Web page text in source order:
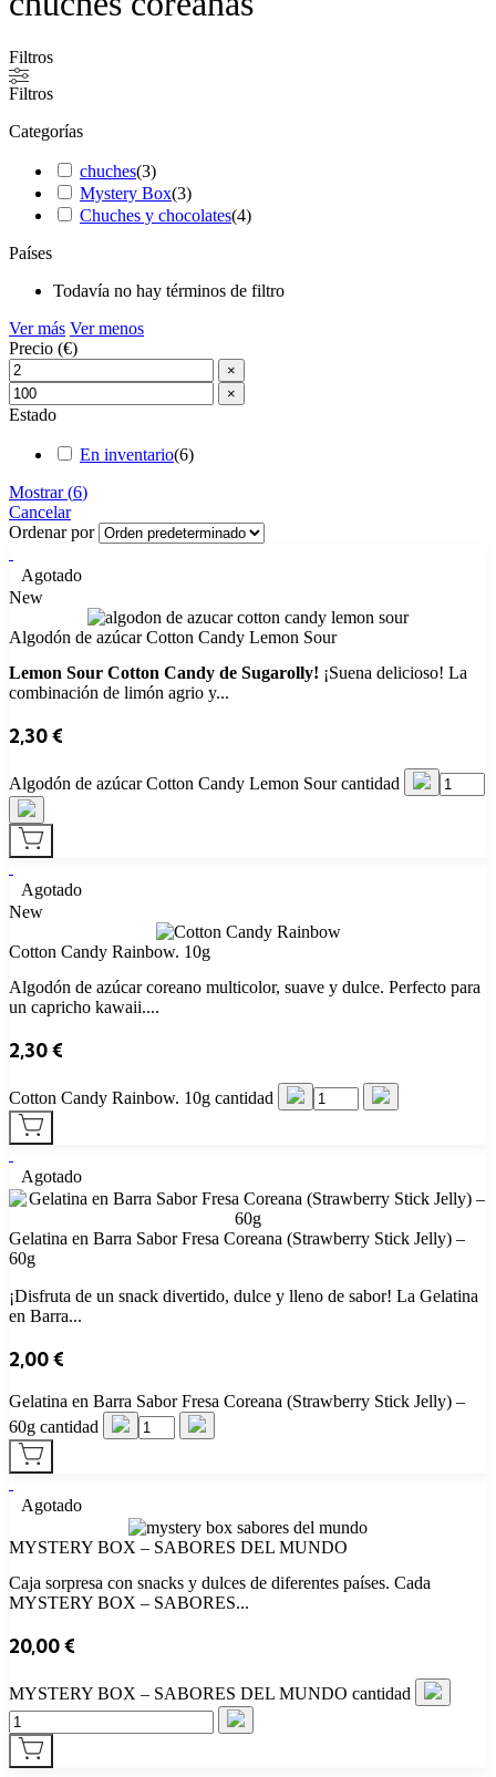
Filtros
Filtros
Categorías
chuches(3)
Mystery Box(3)
Chuches y chocolates(4)
Países
Todavía no hay términos de filtro
Ver más Ver menos
Precio (€)
×
×
Estado
En inventario(6)
Mostrar(6)
Cancelar
Ordenar por
Agotado
New
Algodón de azúcar Cotton Candy Lemon Sour
Lemon Sour Cotton Candy de Sugarolly! ¡Suena delicioso! La
combinación de limón agrio y...
2,30€
Algodón de azúcar Cotton Candy Lemon Sour cantidad
Agotado
New
Cotton Candy Rainbow. 10g
Algodón de azúcar coreano multicolor, suave y dulce. Perfecto para
un capricho kawaii....
2,30€
Cotton Candy Rainbow. 10g cantidad
Agotado
Gelatina en Barra Sabor Fresa Coreana (Strawberry Stick Jelly) –
60g
¡Disfruta de un snack divertido, dulce y lleno de sabor! La Gelatina
en Barra...
2,00€
Gelatina en Barra Sabor Fresa Coreana (Strawberry Stick Jelly) –
60g cantidad
Agotado
MYSTERY BOX – SABORES DEL MUNDO
Caja sorpresa con snacks y dulces de diferentes países. Cada
MYSTERY BOX – SABORES...
20,00€
MYSTERY BOX – SABORES DEL MUNDO cantidad